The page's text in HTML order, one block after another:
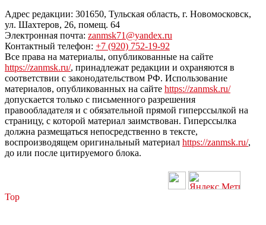
Адрес редакции: 301650, Тульская область, г. Новомосковск,
ул. Шахтеров, 26, помещ. 64
Электронная почта: zanmsk71@yandex.ru
Контактный телефон: +7 (920) 752-19-92
Все права на материалы, опубликованные на сайте
https://zanmsk.ru/, принадлежат редакции и охраняются в
соответствии с законодательством РФ. Использование
материалов, опубликованных на сайте https://zanmsk.ru/
допускается только с письменного разрешения
правообладателя и с обязательной прямой гиперссылкой на
страницу, с которой материал заимствован. Гиперссылка
должна размещаться непосредственно в тексте,
воспроизводящем оригинальный материал https://zanmsk.ru/,
до или после цитируемого блока.
Top